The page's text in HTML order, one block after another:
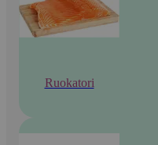
Ruokatori